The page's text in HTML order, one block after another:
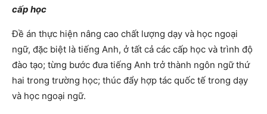
cấp học
Đề án thực hiện nâng cao chất lượng dạy và học ngoại
ngữ, đặc biệt là tiếng Anh, ở tất cả các cấp học và trình độ
đào tạo; từng bước đưa tiếng Anh trở thành ngôn ngữ thứ
hai trong trường học; thúc đẩy hợp tác quốc tế trong dạy
và học ngoại ngữ.